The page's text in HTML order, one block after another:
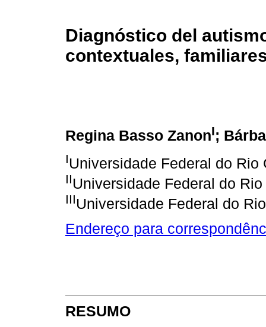
Diagnóstico del
contextuales,
Regina Basso ZanonI;
IUniversidade Federal do
IIUniversidade Federal do
IIIUniversidade Federal do
Endereço para
RESUMO